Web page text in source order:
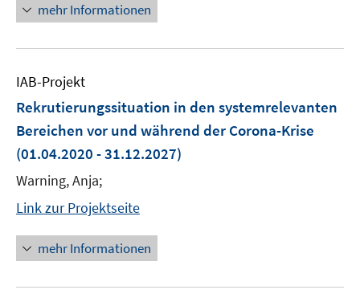
mehr Informationen
IAB-Projekt
Rekrutierungssituation in den systemrelevanten
Bereichen vor und während der Corona-Krise
(01.04.2020 - 31.12.2027)
Warning, Anja;
Link zur Projektseite
mehr Informationen